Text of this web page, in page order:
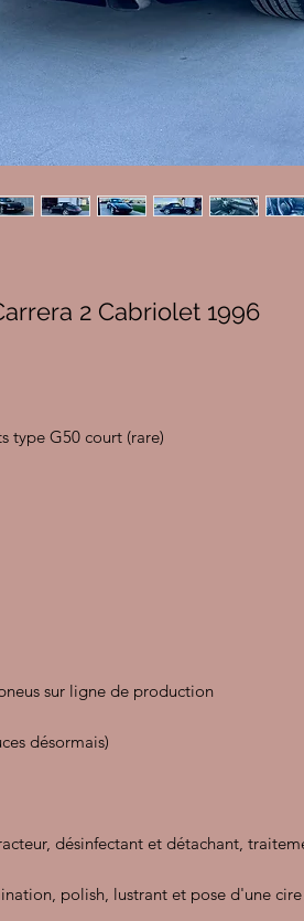
2 Cabriolet 1996
type G50 court (rare)
sur ligne de production
désormais)
désinfectant et détachant,
polish, lustrant et pose d'une cire